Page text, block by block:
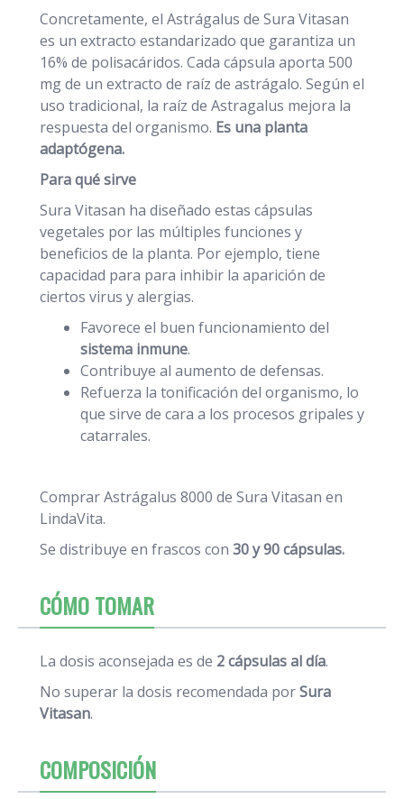
Concretamente, el Astrágalus de Sura Vitasan
es un extracto estandarizado que garantiza un
16% de polisacáridos. Cada cápsula aporta 500
mg de un extracto de raíz de astrágalo. Según el
uso tradicional, la raíz de Astragalus mejora la
respuesta del organismo. Es una planta
adaptógena.
Para qué sirve
Sura Vitasan ha diseñado estas cápsulas
vegetales por las múltiples funciones y
beneficios de la planta. Por ejemplo, tiene
capacidad para para inhibir la aparición de
ciertos virus y alergias.
Favorece el buen funcionamiento del
sistema inmune.
Contribuye al aumento de defensas.
Refuerza la tonificación del organismo, lo
que sirve de cara a los procesos gripales y
catarrales.
Comprar Astrágalus 8000 de Sura Vitasan en
LindaVita.
Se distribuye en frascos con 30 y 90 cápsulas.
CÓMO TOMAR
La dosis aconsejada es de 2 cápsulas al día.
No superar la dosis recomendada porSura
Vitasan.
COMPOSICIÓN